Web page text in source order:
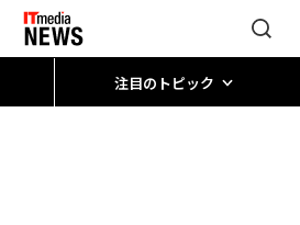
注目のトピック